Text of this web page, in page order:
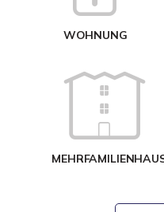
WOHNUNG